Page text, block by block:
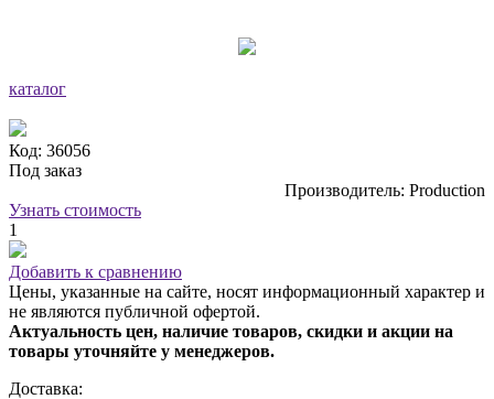
каталог
Код: 36056
Под заказ
Производитель: Production
Узнать стоимость
1
Добавить к сравнению
Цены, указанные на сайте, носят информационный характер и
не являются публичной офертой.
Актуальность цен, наличие товаров, скидки и акции на
товары уточняйте у менеджеров.
Доставка: